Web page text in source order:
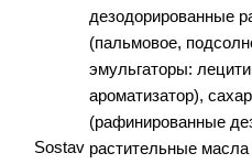
Sostav
дезодорированные
(пальмовое,
эмульгаторы:
ароматизатор),
(рафинированные
растительные